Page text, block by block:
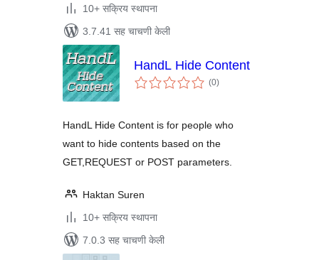
10+ सक्रिय स्थापना
3.7.41 सह चाचणी केली
HandL Hide Content
(0एकूण
मूल्यांकन
)
HandL Hide Content is for people who
want to hide contents based on the
GET,REQUEST or POST parameters.
Haktan Suren
10+ सक्रिय स्थापना
7.0.3 सह चाचणी केली